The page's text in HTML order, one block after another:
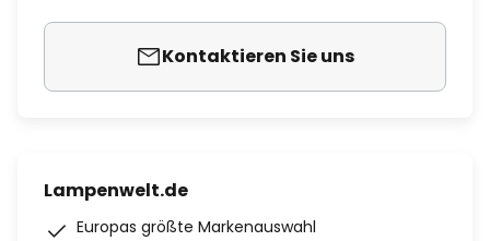
Kontaktieren Sie uns
Lampenwelt.de
Europas größte Markenauswahl